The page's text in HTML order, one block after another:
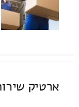
ארטיק